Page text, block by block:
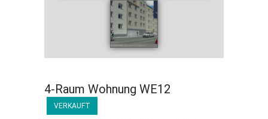
4-Raum Wohnung WE12
VERKAUFT